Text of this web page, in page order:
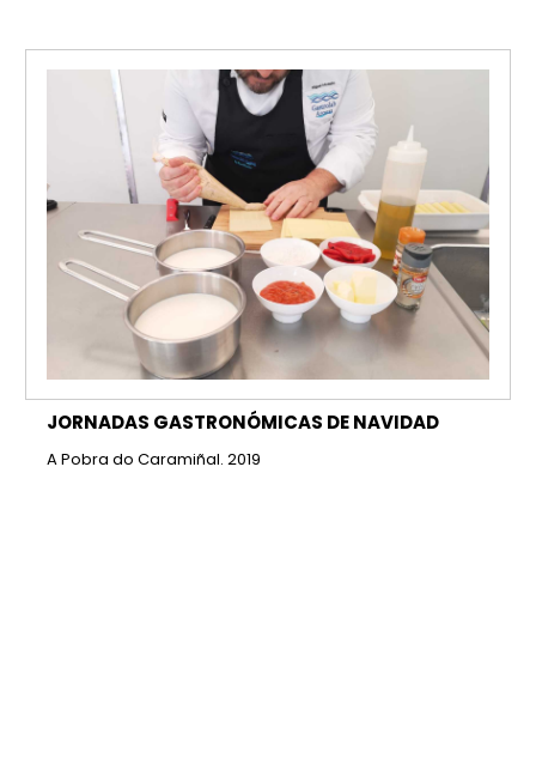
JORNADAS GASTRONÓMICAS DE NAVIDAD
A Pobra do Caramiñal. 2019